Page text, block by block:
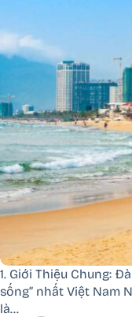
1. Giới Thiệu Chung:
sống” nhất Việt Nam
là…